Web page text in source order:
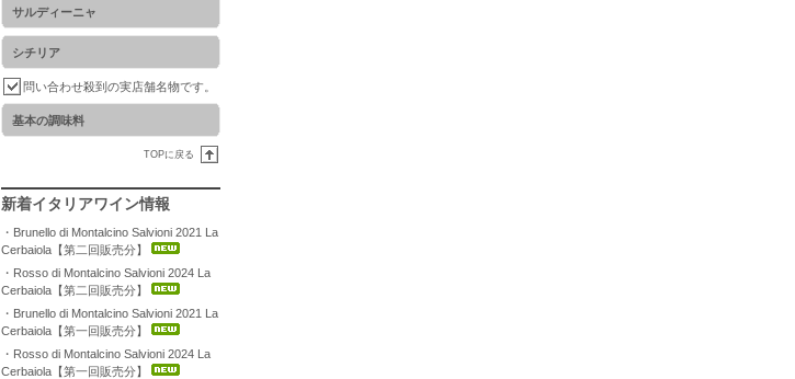
サルディーニャ
シチリア
問い合わせ殺到の実店舗名物です。
基本の調味料
TOPに戻る
新着イタリアワイン情報
・Brunello di Montalcino Salvioni 2021 La
Cerbaiola【第二回販売分】
・Rosso di Montalcino Salvioni 2024 La
Cerbaiola【第二回販売分】
・Brunello di Montalcino Salvioni 2021 La
Cerbaiola【第一回販売分】
・Rosso di Montalcino Salvioni 2024 La
Cerbaiola【第一回販売分】